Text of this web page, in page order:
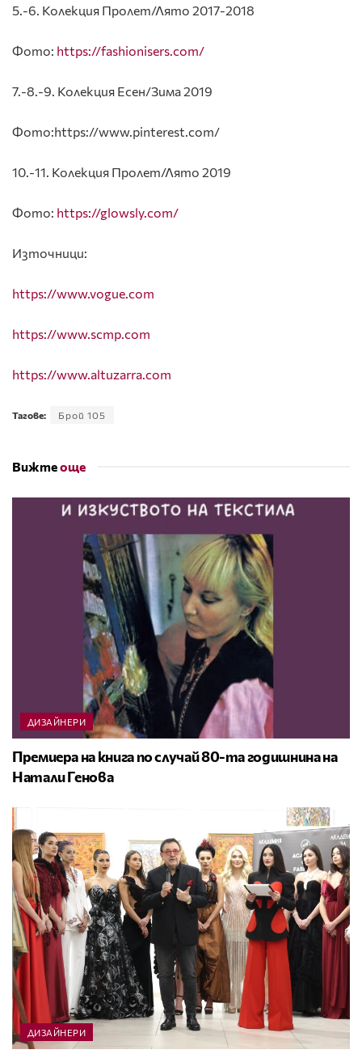
5.-6. Колекция Пролет/Лято 2017-2018
Фото: https://fashionisers.com/
7.-8.-9. Колекция Есен/Зима 2019
Фото:https://www.pinterest.com/
10.-11. Колекция Пролет/Лято 2019
Фото: https://glowsly.com/
Източници:
https://www.vogue.com
https://www.scmp.com
https://www.altuzarra.com
Тагове: Брой 105
Вижтеоще
ДИЗАЙНЕРИ
Премиера на книга по случай 80-та годишнина на
Натали Генова
ДИЗАЙНЕРИ